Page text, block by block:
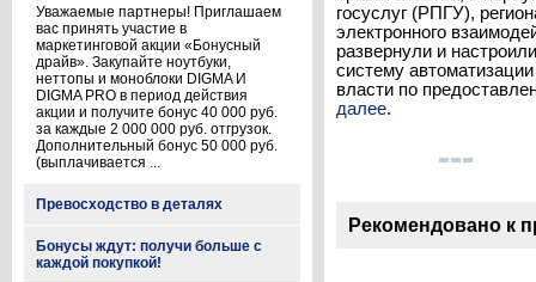
Уважаемые партнеры! Приглашаем
вас принять участие в
маркетинговой акции «Бонусный
драйв». Закупайте ноутбуки,
неттопы и моноблоки DIGMA И
DIGMA PRO в период действия
акции и получите бонус 40 000 руб.
за каждые 2 000 000 руб. отгрузок.
Дополнительный бонус 50 000 руб.
(выплачивается ...
Превосходство в деталях
Бонусы ждут: получи больше с
каждой покупкой!
госуслуг (РПГУ),
электронного
развернули и
систему
власти по
далее.
Рекомендовано к